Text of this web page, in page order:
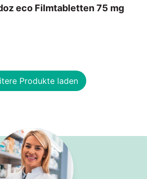
eco Filmtabletten 75 mg
den Warenkorb
Produkte laden